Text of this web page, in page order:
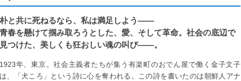
と共に死ねるなら、私は満足しよう――
青春を懸けて掴み取ろうとした、愛、そして革命。社会の底辺で
見つけた、美しくも狂おしい魂の叫び――。
1923年、東京。社会主義者たちが集う有楽町のおでん屋で働く金子文子
は、「犬ころ」という詩に心を奪われる。この詩を書いたのは朝鮮人アナ